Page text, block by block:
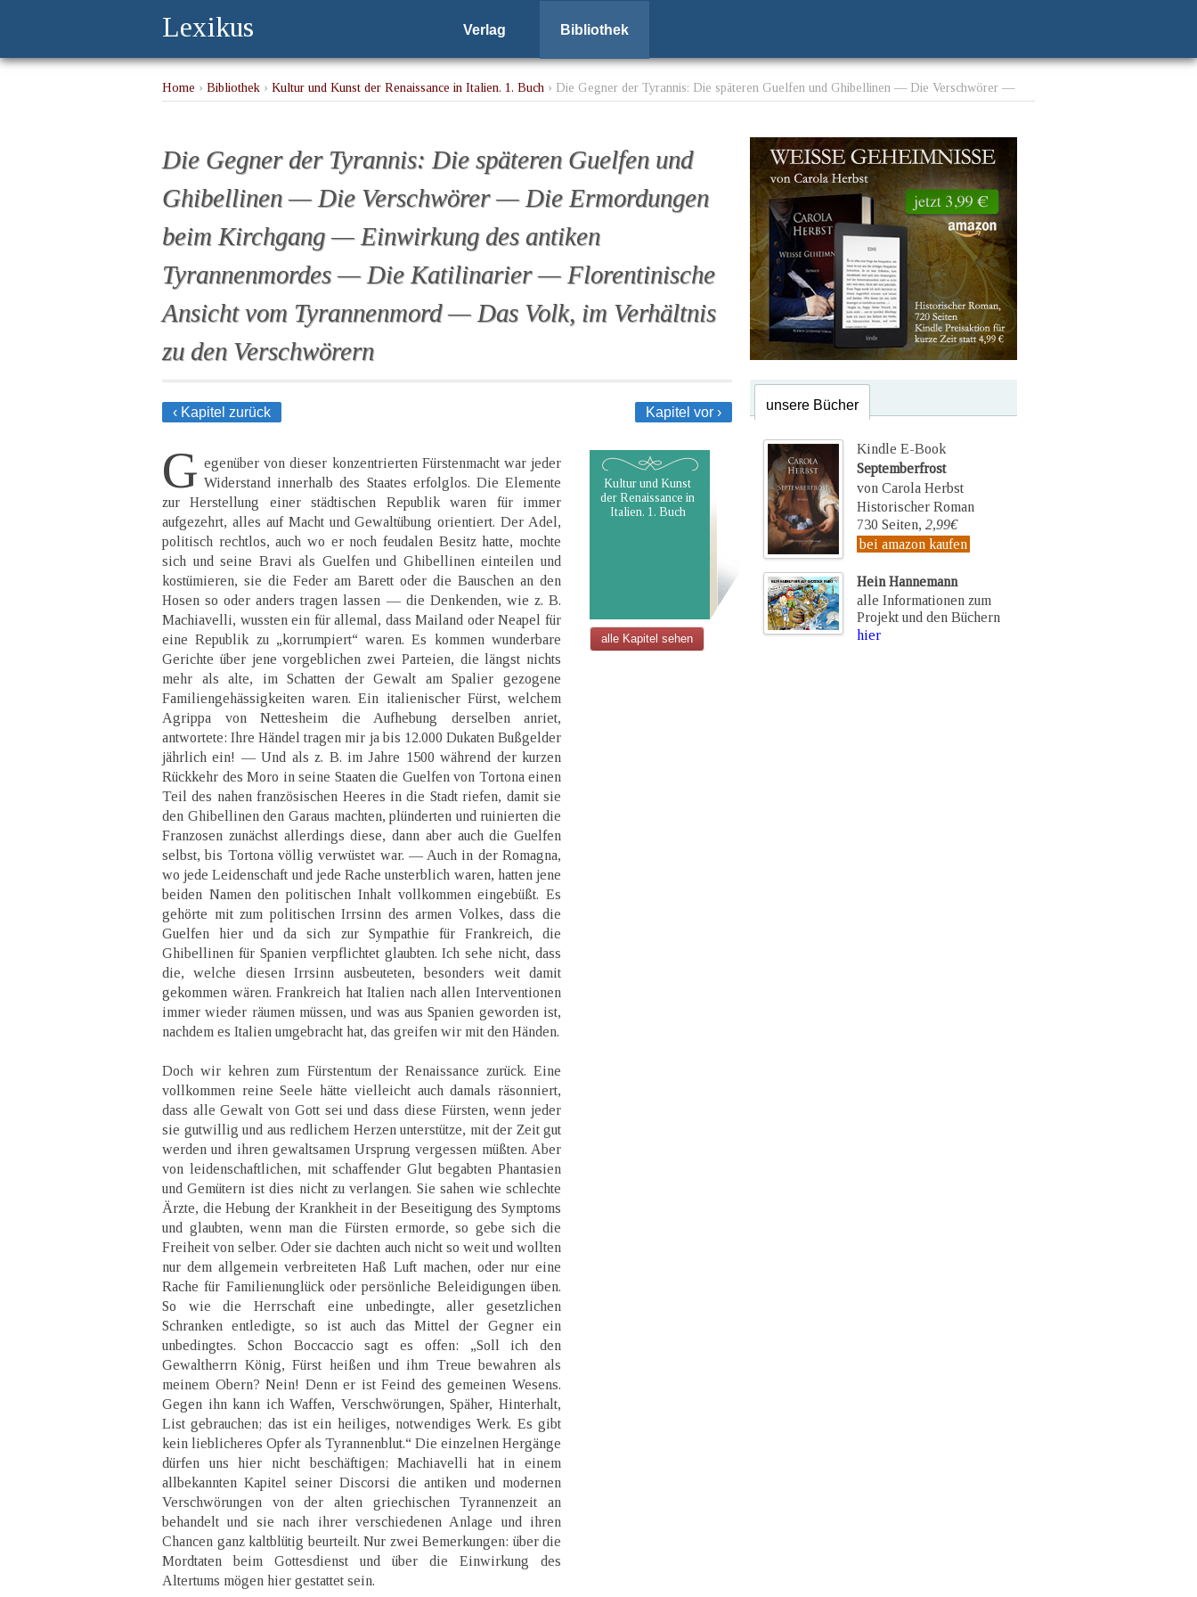
Lexikus Verlag Bibliothek
Home › Bibliothek › Kultur und Kunst der Renaissance in Italien. 1. Buch › Die Gegner der Tyrannis: Die späteren Guelfen und Ghibellinen — Die Verschwörer —
Die Gegner der Tyrannis: Die späteren Guelfen und
Ghibellinen — Die Verschwörer — Die Ermordungen
beim Kirchgang — Einwirkung des antiken
Tyrannenmordes — Die Katilinarier — Florentinische
Ansicht vom Tyrannenmord — Das Volk, im Verhältnis
zu den Verschwörern
‹ Kapitel zurück Kapitel vor ›
G egenüber von dieser konzentrierten Fürstenmacht war jeder
Widerstand innerhalb des Staates erfolglos. Die Elemente
zur Herstellung einer städtischen Republik waren für immer
aufgezehrt, alles auf Macht und Gewaltübung orientiert. Der Adel,
politisch rechtlos, auch wo er noch feudalen Besitz hatte, mochte
sich und seine Bravi als Guelfen und Ghibellinen einteilen und
kostümieren, sie die Feder am Barett oder die Bauschen an den
Hosen so oder anders tragen lassen — die Denkenden, wie z. B.
Machiavelli, wussten ein für allemal, dass Mailand oder Neapel für
eine Republik zu „korrumpiert“ waren. Es kommen wunderbare
Gerichte über jene vorgeblichen zwei Parteien, die längst nichts
mehr als alte, im Schatten der Gewalt am Spalier gezogene
Familiengehässigkeiten waren. Ein italienischer Fürst, welchem
Agrippa von Nettesheim die Aufhebung derselben anriet,
antwortete: Ihre Händel tragen mir ja bis 12.000 Dukaten Bußgelder
jährlich ein! — Und als z. B. im Jahre 1500 während der kurzen
Rückkehr des Moro in seine Staaten die Guelfen von Tortona einen
Teil des nahen französischen Heeres in die Stadt riefen, damit sie
den Ghibellinen den Garaus machten, plünderten und ruinierten die
Franzosen zunächst allerdings diese, dann aber auch die Guelfen
selbst, bis Tortona völlig verwüstet war. — Auch in der Romagna,
wo jede Leidenschaft und jede Rache unsterblich waren, hatten jene
beiden Namen den politischen Inhalt vollkommen eingebüßt. Es
gehörte mit zum politischen Irrsinn des armen Volkes, dass die
Guelfen hier und da sich zur Sympathie für Frankreich, die
Ghibellinen für Spanien verpflichtet glaubten. Ich sehe nicht, dass
die, welche diesen Irrsinn ausbeuteten, besonders weit damit
gekommen wären. Frankreich hat Italien nach allen Interventionen
immer wieder räumen müssen, und was aus Spanien geworden ist,
nachdem es Italien umgebracht hat, das greifen wir mit den Händen.
Doch wir kehren zum Fürstentum der Renaissance zurück. Eine
vollkommen reine Seele hätte vielleicht auch damals räsonniert,
dass alle Gewalt von Gott sei und dass diese Fürsten, wenn jeder
sie gutwillig und aus redlichem Herzen unterstütze, mit der Zeit gut
werden und ihren gewaltsamen Ursprung vergessen müßten. Aber
von leidenschaftlichen, mit schaffender Glut begabten Phantasien
und Gemütern ist dies nicht zu verlangen. Sie sahen wie schlechte
Ärzte, die Hebung der Krankheit in der Beseitigung des Symptoms
und glaubten, wenn man die Fürsten ermorde, so gebe sich die
Freiheit von selber. Oder sie dachten auch nicht so weit und wollten
nur dem allgemein verbreiteten Haß Luft machen, oder nur eine
Rache für Familienunglück oder persönliche Beleidigungen üben.
So wie die Herrschaft eine unbedingte, aller gesetzlichen
Schranken entledigte, so ist auch das Mittel der Gegner ein
unbedingtes. Schon Boccaccio sagt es offen: „Soll ich den
Gewaltherrn König, Fürst heißen und ihm Treue bewahren als
meinem Obern? Nein! Denn er ist Feind des gemeinen Wesens.
Gegen ihn kann ich Waffen, Verschwörungen, Späher, Hinterhalt,
List gebrauchen; das ist ein heiliges, notwendiges Werk. Es gibt
kein lieblicheres Opfer als Tyrannenblut.“ Die einzelnen Hergänge
dürfen uns hier nicht beschäftigen; Machiavelli hat in einem
allbekannten Kapitel seiner Discorsi die antiken und modernen
Verschwörungen von der alten griechischen Tyrannenzeit an
behandelt und sie nach ihrer verschiedenen Anlage und ihren
Chancen ganz kaltblütig beurteilt. Nur zwei Bemerkungen: über die
Mordtaten beim Gottesdienst und über die Einwirkung des
Altertums mögen hier gestattet sein.
Kultur und Kunst
der Renaissance in
Italien. 1. Buch
alle Kapitel sehen
unsere Bücher
Kindle E-Book
Septemberfrost
von Carola Herbst
Historischer Roman
730 Seiten, 2,99€
bei amazon kaufen
Hein Hannemann
alle Informationen zum
Projekt und den Büchern
hier